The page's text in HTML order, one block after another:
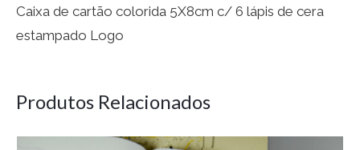
Caixa de cartão colorida 5X8cm c/ 6 lápis de cera
estampado Logo
Produtos Relacionados